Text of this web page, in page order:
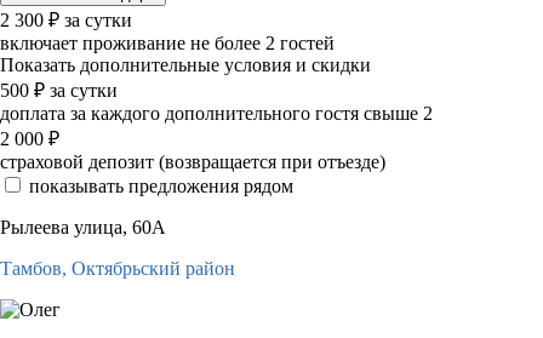
2 300 ₽ за сутки
включает проживание не более 2 гостей
Показать дополнительные условия и скидки
500 ₽ за сутки
доплата за каждого дополнительного гостя свыше 2
2 000 ₽
страховой депозит (возвращается при отъезде)
показывать предложения рядом
Рылеева улица, 60А
Тамбов, Октябрьский район